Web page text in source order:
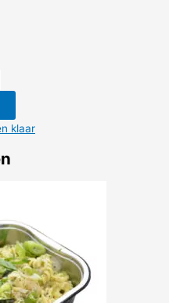
klaar